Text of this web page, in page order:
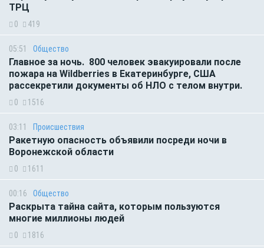
ТРЦ
0 419
05:51 Общество
Главное за ночь. 800 человек эвакуировали после
пожара на Wildberries в Екатеринбурге, США
рассекретили документы об НЛО с телом внутри.
0 1516
03:11 Происшествия
Ракетную опасность объявили посреди ночи в
Воронежской области
0 1611
00:16 Общество
Раскрыта тайна сайта, которым пользуются
многие миллионы людей
0 1816